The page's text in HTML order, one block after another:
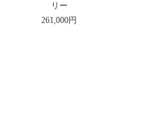
リー
261,000円